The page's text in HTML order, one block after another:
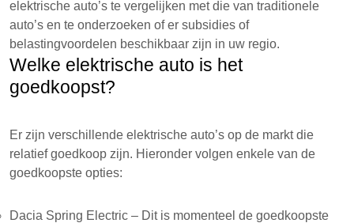
elektrische auto’s te vergelijken met die van traditionele
auto’s en te onderzoeken of er subsidies of
belastingvoordelen beschikbaar zijn in uw regio.
Welke elektrische auto is het
goedkoopst?
Er zijn verschillende elektrische auto’s op de markt die
relatief goedkoop zijn. Hieronder volgen enkele van de
goedkoopste opties:
Dacia Spring Electric – Dit is momenteel de goedkoopste